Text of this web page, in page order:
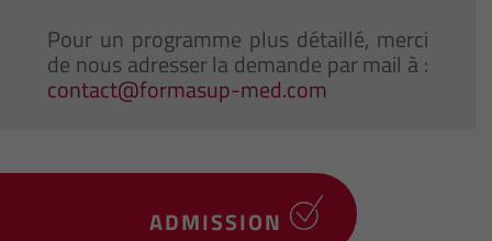
Pour un programme plus détaillé, merci
de nous adresser la demande par mail à :
contact@formasup-med.com
ADMISSION